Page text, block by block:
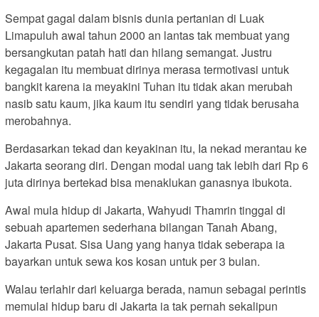
Sempat gagal dalam bisnis dunia pertanian di Luak
Limapuluh awal tahun 2000 an lantas tak membuat yang
bersangkutan patah hati dan hilang semangat. Justru
kegagalan itu membuat dirinya merasa termotivasi untuk
bangkit karena ia meyakini Tuhan itu tidak akan merubah
nasib satu kaum, jika kaum itu sendiri yang tidak berusaha
merobahnya.
Berdasarkan tekad dan keyakinan itu, Ia nekad merantau ke
Jakarta seorang diri. Dengan modal uang tak lebih dari Rp 6
juta dirinya bertekad bisa menaklukan ganasnya ibukota.
Awal mula hidup di Jakarta, Wahyudi Thamrin tinggal di
sebuah apartemen sederhana bilangan Tanah Abang,
Jakarta Pusat. Sisa Uang yang hanya tidak seberapa ia
bayarkan untuk sewa kos kosan untuk per 3 bulan.
Walau terlahir dari keluarga berada, namun sebagai perintis
memulai hidup baru di Jakarta ia tak pernah sekalipun